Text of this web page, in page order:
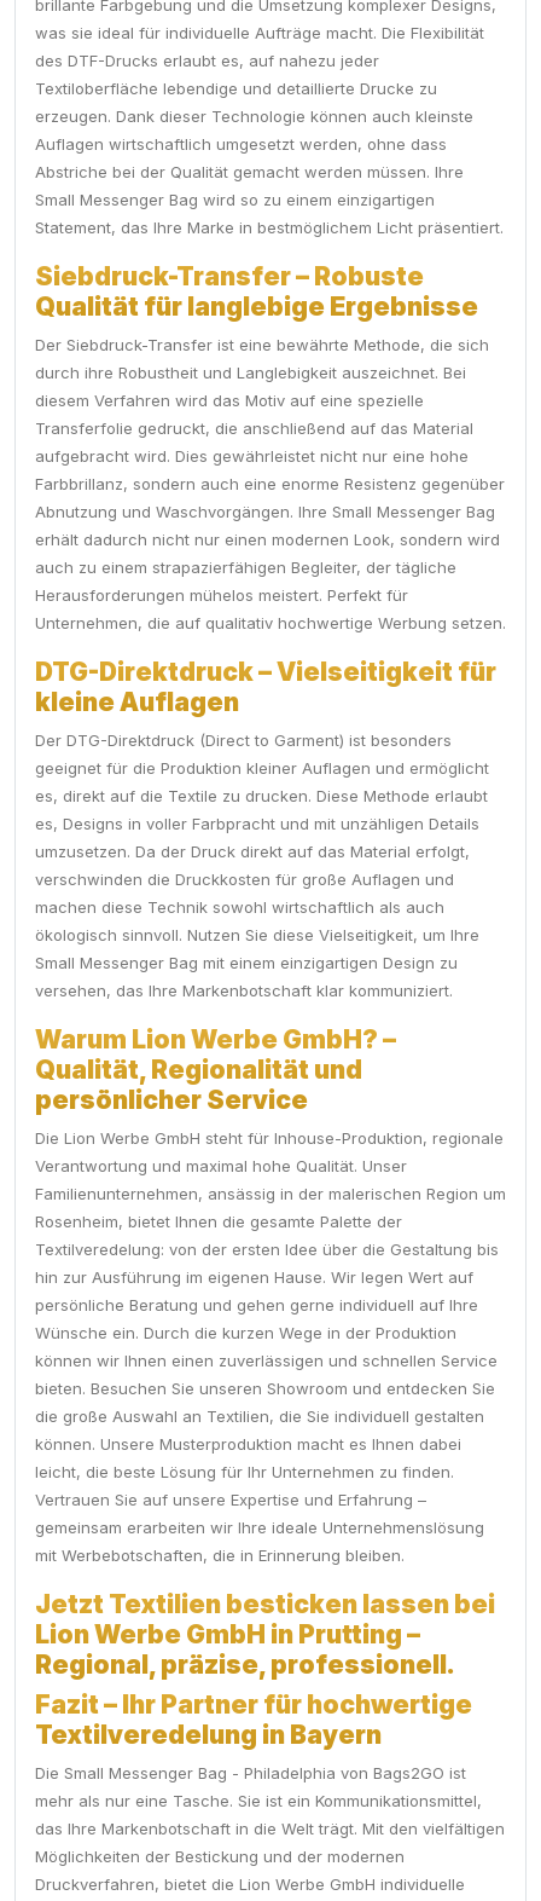
brillante Farbgebung und die Umsetzung komplexer Designs,
was sie ideal für individuelle Aufträge macht. Die Flexibilität
des DTF-Drucks erlaubt es, auf nahezu jeder
Textiloberfläche lebendige und detaillierte Drucke zu
erzeugen. Dank dieser Technologie können auch kleinste
Auflagen wirtschaftlich umgesetzt werden, ohne dass
Abstriche bei der Qualität gemacht werden müssen. Ihre
Small Messenger Bag wird so zu einem einzigartigen
Statement, das Ihre Marke in bestmöglichem Licht präsentiert.
Siebdruck-Transfer – Robuste
Qualität für langlebige Ergebnisse
Der Siebdruck-Transfer ist eine bewährte Methode, die sich
durch ihre Robustheit und Langlebigkeit auszeichnet. Bei
diesem Verfahren wird das Motiv auf eine spezielle
Transferfolie gedruckt, die anschließend auf das Material
aufgebracht wird. Dies gewährleistet nicht nur eine hohe
Farbbrillanz, sondern auch eine enorme Resistenz gegenüber
Abnutzung und Waschvorgängen. Ihre Small Messenger Bag
erhält dadurch nicht nur einen modernen Look, sondern wird
auch zu einem strapazierfähigen Begleiter, der tägliche
Herausforderungen mühelos meistert. Perfekt für
Unternehmen, die auf qualitativ hochwertige Werbung setzen.
DTG-Direktdruck – Vielseitigkeit für
kleine Auflagen
Der DTG-Direktdruck (Direct to Garment) ist besonders
geeignet für die Produktion kleiner Auflagen und ermöglicht
es, direkt auf die Textile zu drucken. Diese Methode erlaubt
es, Designs in voller Farbpracht und mit unzähligen Details
umzusetzen. Da der Druck direkt auf das Material erfolgt,
verschwinden die Druckkosten für große Auflagen und
machen diese Technik sowohl wirtschaftlich als auch
ökologisch sinnvoll. Nutzen Sie diese Vielseitigkeit, um Ihre
Small Messenger Bag mit einem einzigartigen Design zu
versehen, das Ihre Markenbotschaft klar kommuniziert.
Warum Lion Werbe GmbH? –
Qualität, Regionalität und
persönlicher Service
Die Lion Werbe GmbH steht für Inhouse-Produktion, regionale
Verantwortung und maximal hohe Qualität. Unser
Familienunternehmen, ansässig in der malerischen Region um
Rosenheim, bietet Ihnen die gesamte Palette der
Textilveredelung: von der ersten Idee über die Gestaltung bis
hin zur Ausführung im eigenen Hause. Wir legen Wert auf
persönliche Beratung und gehen gerne individuell auf Ihre
Wünsche ein. Durch die kurzen Wege in der Produktion
können wir Ihnen einen zuverlässigen und schnellen Service
bieten. Besuchen Sie unseren Showroom und entdecken Sie
die große Auswahl an Textilien, die Sie individuell gestalten
können. Unsere Musterproduktion macht es Ihnen dabei
leicht, die beste Lösung für Ihr Unternehmen zu finden.
Vertrauen Sie auf unsere Expertise und Erfahrung –
gemeinsam erarbeiten wir Ihre ideale Unternehmenslösung
mit Werbebotschaften, die in Erinnerung bleiben.
Jetzt Textilien besticken lassen bei
Lion Werbe GmbH in Prutting –
Regional, präzise, professionell.
Fazit – Ihr Partner für hochwertige
Textilveredelung in Bayern
Die Small Messenger Bag - Philadelphia von Bags2GO ist
mehr als nur eine Tasche. Sie ist ein Kommunikationsmittel,
das Ihre Markenbotschaft in die Welt trägt. Mit den vielfältigen
Möglichkeiten der Bestickung und der modernen
Druckverfahren, bietet die Lion Werbe GmbH individuelle